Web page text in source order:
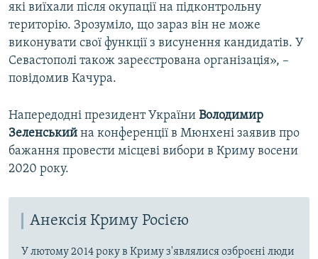
які виїхали після окупації на підконтрольну
територію. Зрозуміло, що зараз він не може
виконувати свої функції з висунення кандидатів. У
Севастополі також зареєстрована організація», –
повідомив Качура.
Напередодні президент України Володимир
Зеленський на конференції в Мюнхені заявив про
бажання провести місцеві вибори в Криму восени
2020 року.
Анексія Криму Росією
У лютому 2014 року в Криму з'являлися озброєні люди